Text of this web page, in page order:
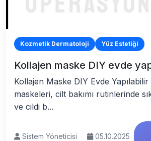
Kozmetik Dermatoloji Yüz Estetiği
Kollajen maske DIY evde
Kollajen Maske DIY Evde
maskeleri, cilt bakımı rutinlerinde
ve cildi b...
Sistem Yöneticisi
05.10.2025